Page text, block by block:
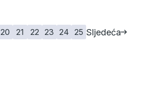
20 21 22 23 24 25 Sljedeća